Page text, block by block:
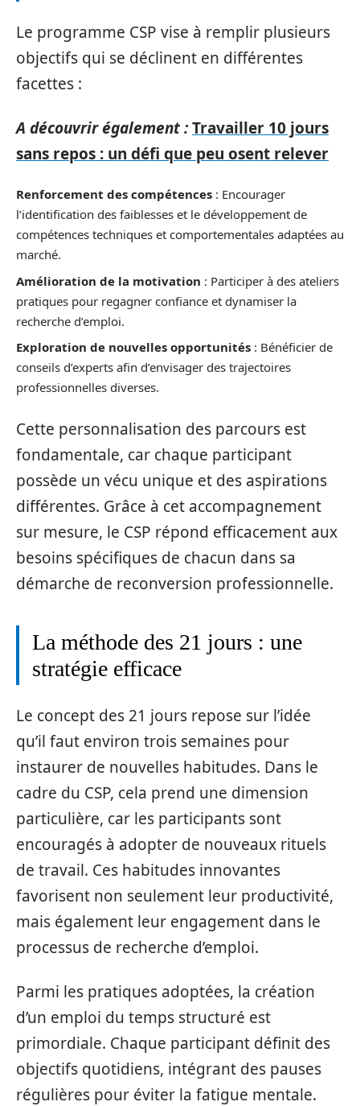
Le programme CSP vise à remplir plusieurs
objectifs qui se déclinent en différentes
facettes :
A découvrir également :Travailler 10 jours
sans repos : un défi que peu osent relever
Renforcement des compétences : Encourager
l’identification des faiblesses et le développement de
compétences techniques et comportementales adaptées au
marché.
Amélioration de la motivation : Participer à des ateliers
pratiques pour regagner confiance et dynamiser la
recherche d’emploi.
Exploration de nouvelles opportunités : Bénéficier de
conseils d’experts afin d’envisager des trajectoires
professionnelles diverses.
Cette personnalisation des parcours est
fondamentale, car chaque participant
possède un vécu unique et des aspirations
différentes. Grâce à cet accompagnement
sur mesure, le CSP répond efficacement aux
besoins spécifiques de chacun dans sa
démarche de reconversion professionnelle.
La méthode des 21 jours : une
stratégie efficace
Le concept des 21 jours repose sur l’idée
qu’il faut environ trois semaines pour
instaurer de nouvelles habitudes. Dans le
cadre du CSP, cela prend une dimension
particulière, car les participants sont
encouragés à adopter de nouveaux rituels
de travail. Ces habitudes innovantes
favorisent non seulement leur productivité,
mais également leur engagement dans le
processus de recherche d’emploi.
Parmi les pratiques adoptées, la création
d’un emploi du temps structuré est
primordiale. Chaque participant définit des
objectifs quotidiens, intégrant des pauses
régulières pour éviter la fatigue mentale.